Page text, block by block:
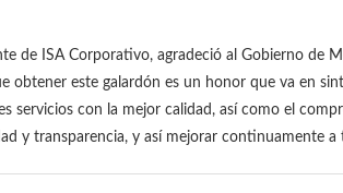
de ISA Corporativo, agradeció al Gobierno de
obtener este galardón es un honor que va en
servicios con la mejor calidad, así como el
y transparencia, y así mejorar continuamente